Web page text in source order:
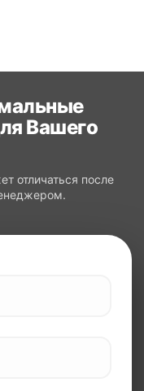
Вашего
отличаться после